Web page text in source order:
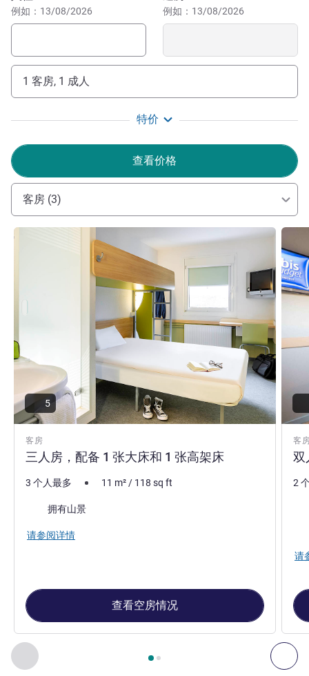
道路，让您的出行更加便捷。
务和休闲住宿体验。酒店拥有空调客房，可入住 1 至 3
人，配备淋浴间、卫生间、卫星电视、免费无线网络、无限
供应自助早餐和免费的私人停车场。
例如：13/08/2026 例如：13/08/2026
1 客房, 1 成人
特价
查看价格
客房 (3)
上一个 - 客房 下
第 页，共 , 客房 1 : 三人房，配备 1 张大床和 1 张高
客房
三人房，配备 1 张大床和 1 张高架床
请参阅详情
5
3 个人最多 11 m²/ 118 sq ft
拥有山景
请参阅详情
查看空房情况
客
双
请参
2
请